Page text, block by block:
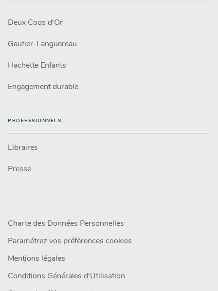
Deux Coqs d'Or
Gautier-Languereau
Hachette Enfants
Engagement durable
PROFESSIONNELS
Libraires
Presse
Charte des Données Personnelles
Paramétrez vos préférences cookies
Mentions légales
Conditions Générales d'Utilisation